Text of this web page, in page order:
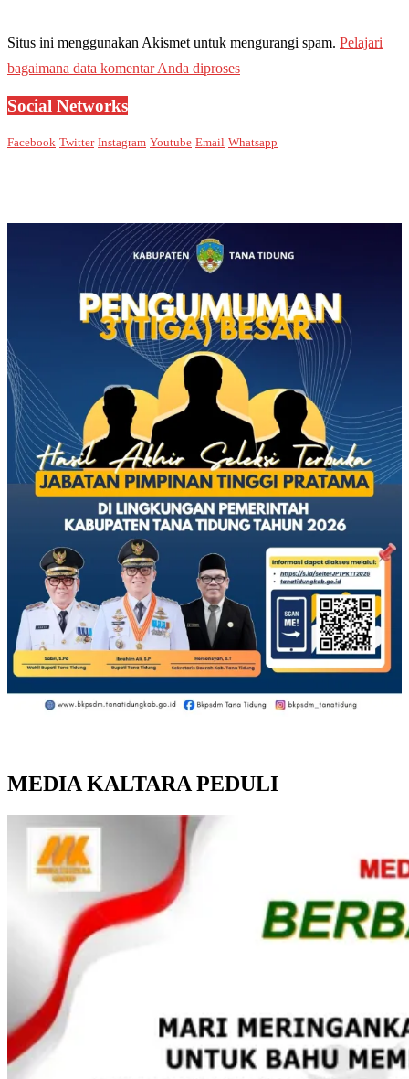
Situs ini menggunakan Akismet untuk mengurangi spam. Pelajari
bagaimana data komentar Anda diproses
Social Networks
Facebook Twitter Instagram Youtube Email Whatsapp
MEDIA KALTARA PEDULI